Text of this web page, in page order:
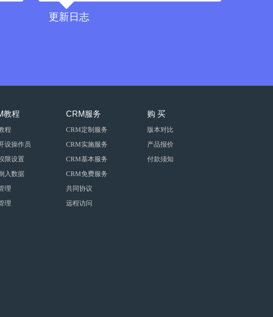
更新日志
购 买
版本对比
产品报价
付款须知
CRM服务
CRM定制服务
CRM实施服务
CRM基本服务
CRM免费服务
共同协议
远程访问
教程
程
设操作员
限设置
入数据
理
理